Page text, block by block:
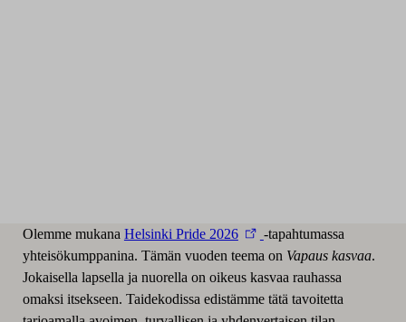
Olemme mukana Helsinki Pride 2026
-tapahtumassa
yhteisökumppanina. Tämän vuoden teema on Vapaus kasvaa.
Jokaisella lapsella ja nuorella on oikeus kasvaa rauhassa
omaksi itsekseen. Taidekodissa edistämme tätä tavoitetta